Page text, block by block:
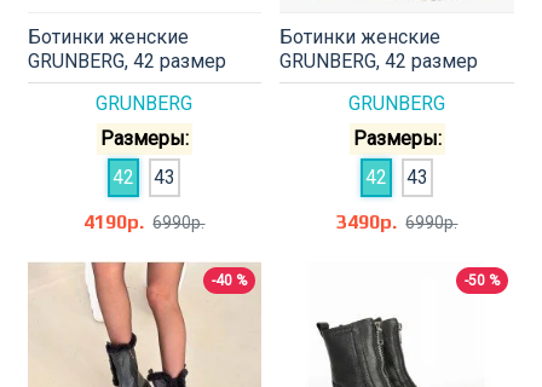
GRUNBERG
Ботинки женские
GRUNBERG, 42 размер
Размеры:
42
43
4190р. 6990р.
GRUNBERG
Ботинки женские
GRUNBERG, 42 размер
Размеры:
42
43
3490р. 6990р.
-40 % -50 %